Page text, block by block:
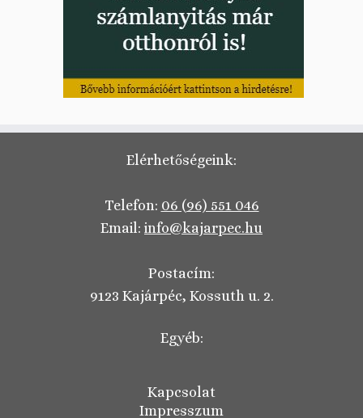
Elérhetőségeink:
Telefon: 06 (96) 551 046
Email: info@kajarpec.hu
Postacím:
9123 Kajárpéc, Kossuth u. 2.
Egyéb:
Kapcsolat
Impresszum